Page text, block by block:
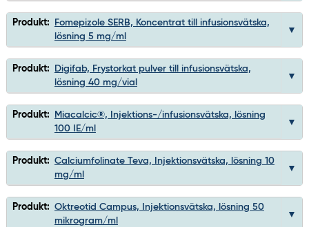
Produkt:
Fomepizole SERB, Koncentrat till infusionsvätska,
lösning 5 mg/ml
Produkt:
Digifab, Frystorkat pulver till infusionsvätska,
lösning 40 mg/vial
Produkt:
Miacalcic®, Injektions-/infusionsvätska, lösning
100 IE/ml
Produkt: Calciumfolinate Teva, Injektionsvätska, lösning 10
mg/ml
Produkt: Oktreotid Campus, Injektionsvätska, lösning 50
mikrogram/ml